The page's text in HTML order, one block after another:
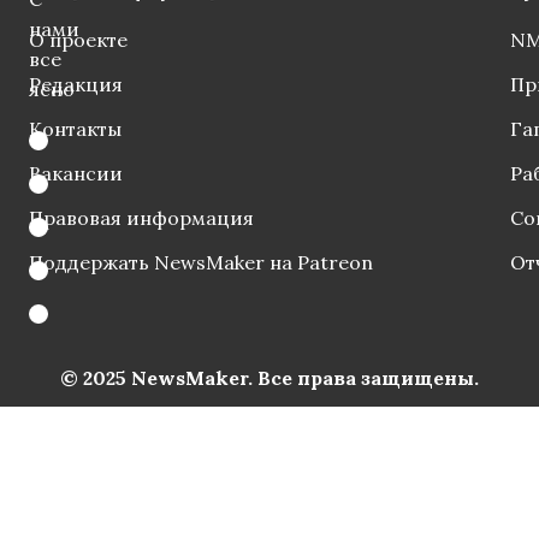
нами
все
ясно
О проекте
Редакция
Контакты
Вакансии
Правовая информация
Поддержать NewsMaker на Patreon
© 2025 NewsMaker. Все права защищены.